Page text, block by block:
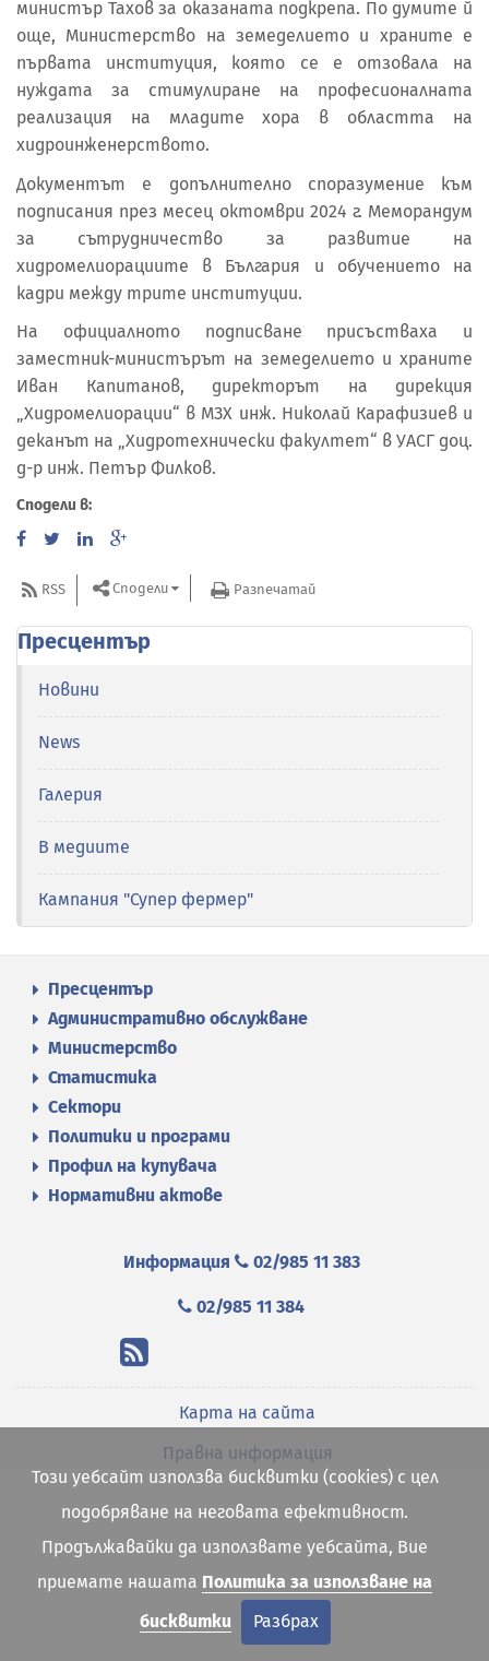
министър Тахов за оказаната подкрепа. По думите й
още, Министерство на земеделието и храните е
първата институция, която се е отзовала на
нуждата за стимулиране на професионалната
реализация на младите хора в областта на
хидроинженерството.
Документът е допълнително споразумение към
подписания през месец октомври 2024 г. Меморандум
за сътрудничество за развитие на
хидромелиорациите в България и обучението на
кадри между трите институции.
На официалното подписване присъстваха и
заместник-министърът на земеделието и храните
Иван Капитанов, директорът на дирекция
„Хидромелиорации“ в МЗХ инж. Николай Карафизиев и
деканът на „Хидротехнически факултет“ в УАСГ доц.
д-р инж. Петър Филков.
Сподели в:
RSS Сподели Разпечатай
Пресцентър
Новини
News
Галерия
В медиите
Кампания "Супер фермер"
Пресцентър
Административно обслужване
Министерство
Статистика
Сектори
Политики и програми
Профил на купувача
Нормативни актове
Информация 02/985 11 383
02/985 11 384
Карта на сайта
Правна информация
Този уебсайт използва бисквитки (cookies) с цел
подобряване на неговата ефективност.
Продължавайки да използвате уебсайта, Вие
приемате нашата Политика за използване на
бисквитки
Разбрах